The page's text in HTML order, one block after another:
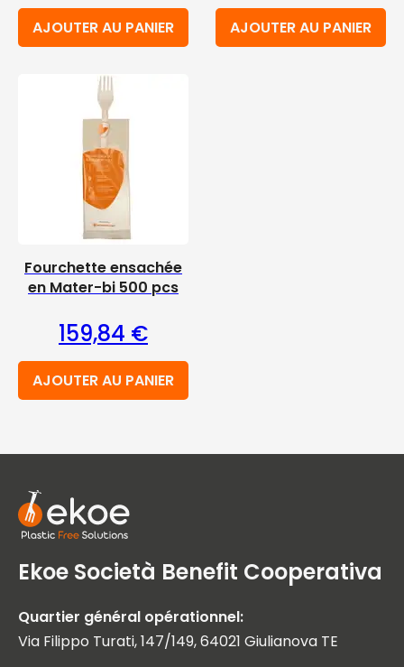
AJOUTER AU PANIER AJOUTER AU PANIER
Fourchette ensachée
en Mater-bi 500 pcs
159,84 €
AJOUTER AU PANIER
Ekoe Società Benefit Cooperativa
Quartier général opérationnel:
Via Filippo Turati, 147/149, 64021 Giulianova TE